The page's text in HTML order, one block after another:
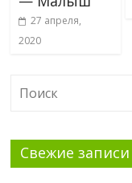
27 апреля,
2020
Свежие записи